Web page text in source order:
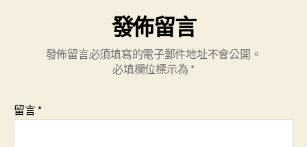
發佈留言
發佈留言必須填寫的電子郵件地址不會公開。
必填欄位標示為 *
留言*